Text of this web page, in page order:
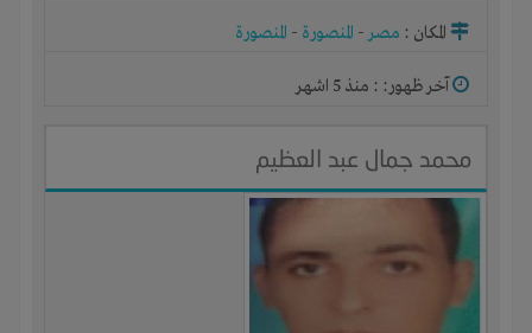
المكان : مصر- المنصورة - المنصورة
آخر ظهور: : منذ 5 اشهر
محمد جمال عبد العظيم